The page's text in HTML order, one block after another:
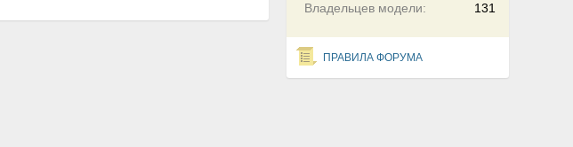
131
Владельцев модели:
ПРАВИЛА ФОРУМА